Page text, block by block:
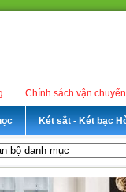
Chính sách vận chuyển
Két sắt - Két bạc